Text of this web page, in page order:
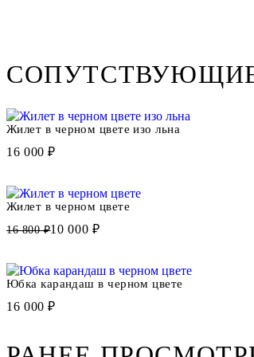
Жилет в черном цвете изо льна
16 000 ₽
Жилет в черном цвете
16 800 ₽10 000 ₽
Юбка карандаш в черном цвете
16 000 ₽